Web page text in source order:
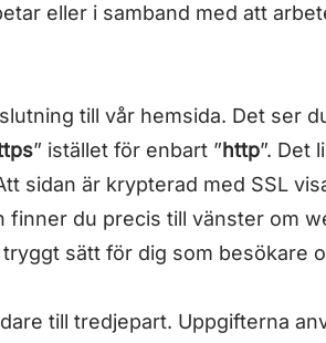
eller i samband med att
till vår hemsida. Det ser
” istället för enbart ”http”. Det
sidan är krypterad med SSL
finner du precis till vänster om
sätt för dig som besökare
till tredjepart. Uppgifterna